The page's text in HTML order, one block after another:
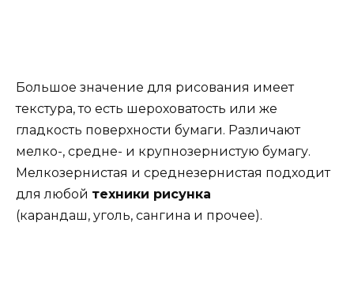
Большое значение для рисования имеет
текстура, то есть шероховатость или же
гладкость поверхности бумаги. Различают
мелко-, средне- и крупнозернистую бумагу.
Мелкозернистая и среднезернистая подходит
для любой техники рисунка
(карандаш, уголь, сангина и прочее).